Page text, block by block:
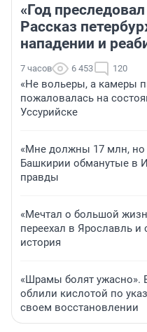
«Год
Рассказ
нападении и
7 часов 6 453 120
«Не вольеры, а камеры
пожаловалась на
Уссурийске
«Мне должны 17 млн, но
Башкирии обманутые в
правды
«Мечтал о большой
переехал в Ярославль
история
«Шрамы болят ужасно».
облили кислотой по
своем восстановлении